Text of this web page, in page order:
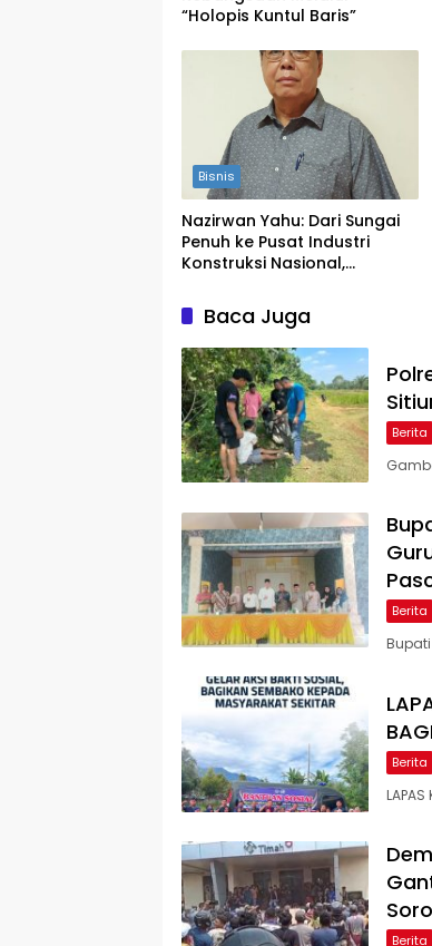
“Holopis Kuntul Baris”
Bisnis
Nazirwan Yahu: Dari Sungai
Penuh ke Pusat Industri
Konstruksi Nasional,
Menyalakan Perusahaan
Baca Juga
Berita
Berita
Berita
LAPAS
Berita